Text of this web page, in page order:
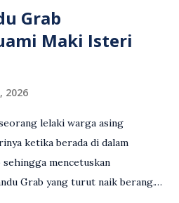
Grab
Maki Isteri
2026
lelaki warga asing
ketika berada di dalam
mencetuskan
Grab yang turut naik berang.